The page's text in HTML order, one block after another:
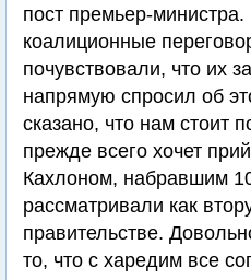
пост премьер-
коалиционные
почувствовали, что их
напрямую спросил об
сказано, что нам стоит
прежде всего хочет
Кахлоном, набравшим
рассматривали как
правительстве.
то, что с харедим все